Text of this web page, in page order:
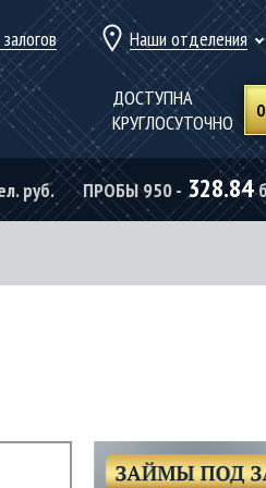
Наши отделения
ДОСТУПНА
КРУГЛОСУТОЧНО
руб. ПРОБЫ 950 - 328.84